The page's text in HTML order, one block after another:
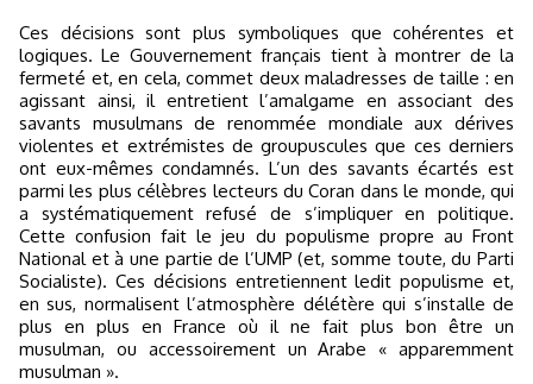
Ces décisions sont plus symboliques que cohérentes et
logiques. Le Gouvernement français tient à montrer de la
fermeté et, en cela, commet deux maladresses de taille : en
agissant ainsi, il entretient l’amalgame en associant des
savants musulmans de renommée mondiale aux dérives
violentes et extrémistes de groupuscules que ces derniers
ont eux-mêmes condamnés. L’un des savants écartés est
parmi les plus célèbres lecteurs du Coran dans le monde, qui
a systématiquement refusé de s’impliquer en politique.
Cette confusion fait le jeu du populisme propre au Front
National et à une partie de l’UMP (et, somme toute, du Parti
Socialiste). Ces décisions entretiennent ledit populisme et,
en sus, normalisent l’atmosphère délétère qui s’installe de
plus en plus en France où il ne fait plus bon être un
musulman, ou accessoirement un Arabe « apparemment
musulman ».